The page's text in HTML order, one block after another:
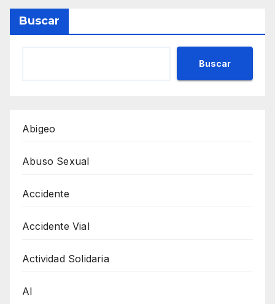
Buscar
Buscar
Abigeo
Abuso Sexual
Accidente
Accidente Vial
Actividad Solidaria
AI